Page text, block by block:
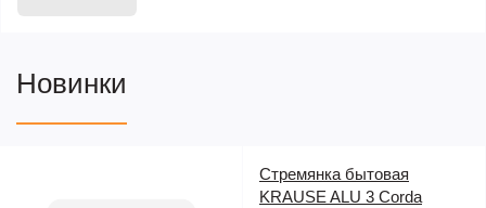
между собой в шиповое соединение и проклеены. Это нужно
параллельны друг другу и возможное изменение структуры
одних волокон компенсируется другими. Это также
Новинки
Стремянка бытовая
KRAUSE ALU 3 Corda